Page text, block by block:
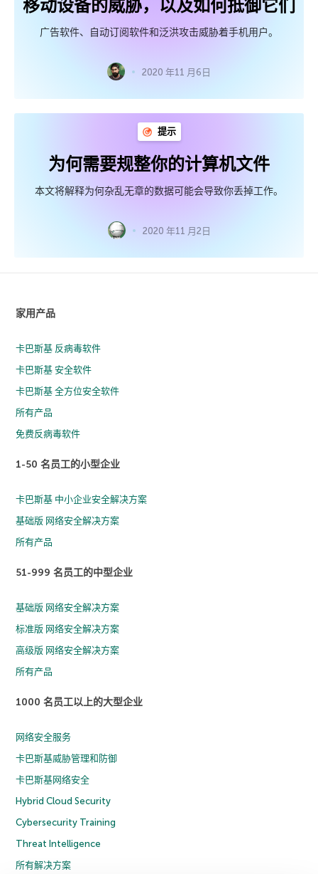
移动设备的威胁，以及如何抵御它们
广告软件、自动订阅软件和泛洪攻击威胁着手机用户。
2020 年11 月6日
提示
为何需要规整你的计算机文件
本文将解释为何杂乱无章的数据可能会导致你丢掉工作。
2020 年11 月2日
家用产品
卡巴斯基 反病毒软件
卡巴斯基 安全软件
卡巴斯基 全方位安全软件
所有产品
免费反病毒软件
1-50 名员工的小型企业
卡巴斯基 中小企业安全解决方案
基础版 网络安全解决方案
所有产品
51-999 名员工的中型企业
基础版 网络安全解决方案
标准版 网络安全解决方案
高级版 网络安全解决方案
所有产品
1000 名员工以上的大型企业
网络安全服务
卡巴斯基威胁管理和防御
卡巴斯基网络安全
Hybrid Cloud Security
Cybersecurity Training
Threat Intelligence
所有解决方案